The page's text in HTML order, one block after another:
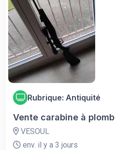
Rubrique: Antiquité
Vente carabine à plomb
VESOUL
env. il y a 3 jours